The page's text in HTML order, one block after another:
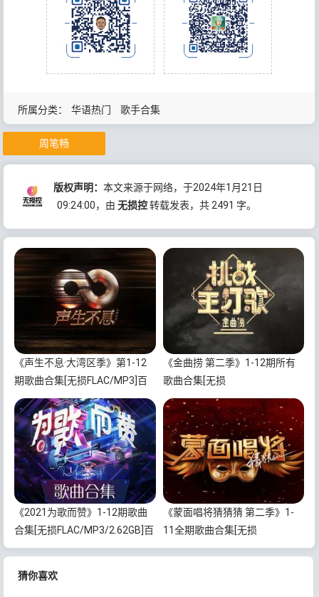
所属分类： 华语热门 歌手合集
周笔畅
版权声明：本文来源于网络，于2024年1月21日
09:24:00，由无损控转载发表，共 2491 字。
《声生不息·大湾区季》第1-12
期歌曲合集[无损FLAC/MP3]百
度云网盘下载
《金曲捞 第二季》1-12期所有
歌曲合集[无损
FLAC/MP3/3.17GB]百度云网盘
下载
《2021为歌而赞》1-12期歌曲
合集[无损FLAC/MP3/2.62GB]百
度云网盘下载
《蒙面唱将猜猜猜 第二季》1-
11全期歌曲合集[无损
FLAC/MP3/4.41GB]百度云网盘
猜你喜欢